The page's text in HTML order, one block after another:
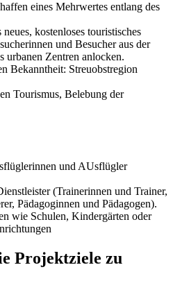
eines Mehrwertes entlang des
kostenloses touristisches
und Besucher aus der
urbanen Zentren anlocken.
Bekanntheit: Streuobstregion
Tourismus, Belebung der
und AUsflügler
(Trainerinnen und Trainer,
Pädagoginnen und Pädagogen).
wie Schulen, Kindergärten oder
Projektziele zu